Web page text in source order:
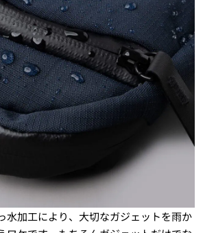
水加工により、大切なガジェットを雨か